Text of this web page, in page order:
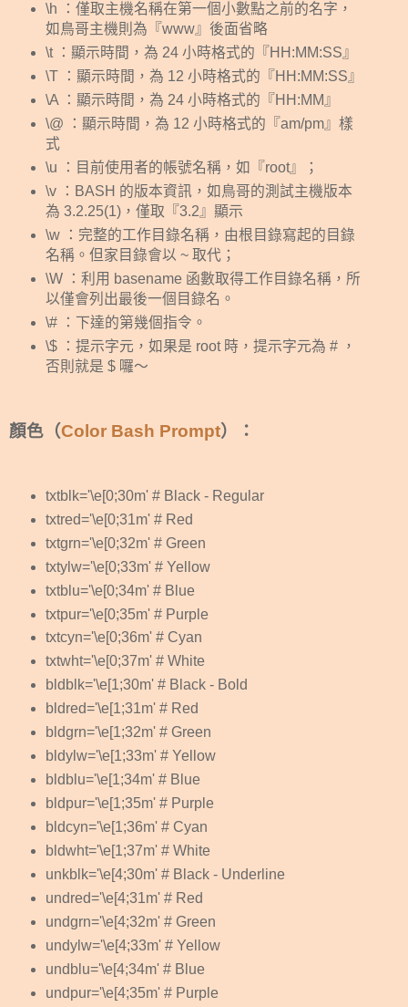
\h ：僅取主機名稱在第一個小數點之前的名字，
如鳥哥主機則為『www』後面省略
\t ：顯示時間，為 24 小時格式的『HH:MM:SS』
\T ：顯示時間，為 12 小時格式的『HH:MM:SS』
\A ：顯示時間，為 24 小時格式的『HH:MM』
\@ ：顯示時間，為 12 小時格式的『am/pm』樣
式
\u ：目前使用者的帳號名稱，如『root』；
\v ：BASH 的版本資訊，如鳥哥的測試主機版本
為 3.2.25(1)，僅取『3.2』顯示
\w ：完整的工作目錄名稱，由根目錄寫起的目錄
名稱。但家目錄會以 ~ 取代；
\W ：利用 basename 函數取得工作目錄名稱，所
以僅會列出最後一個目錄名。
\# ：下達的第幾個指令。
\$ ：提示字元，如果是 root 時，提示字元為 # ，
否則就是 $ 囉～
顏色（Color Bash Prompt）：
txtblk='\e[0;30m' # Black - Regular
txtred='\e[0;31m' # Red
txtgrn='\e[0;32m' # Green
txtylw='\e[0;33m' # Yellow
txtblu='\e[0;34m' # Blue
txtpur='\e[0;35m' # Purple
txtcyn='\e[0;36m' # Cyan
txtwht='\e[0;37m' # White
bldblk='\e[1;30m' # Black - Bold
bldred='\e[1;31m' # Red
bldgrn='\e[1;32m' # Green
bldylw='\e[1;33m' # Yellow
bldblu='\e[1;34m' # Blue
bldpur='\e[1;35m' # Purple
bldcyn='\e[1;36m' # Cyan
bldwht='\e[1;37m' # White
unkblk='\e[4;30m' # Black - Underline
undred='\e[4;31m' # Red
undgrn='\e[4;32m' # Green
undylw='\e[4;33m' # Yellow
undblu='\e[4;34m' # Blue
undpur='\e[4;35m' # Purple